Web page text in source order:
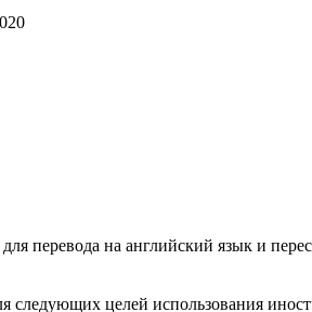
перевода на английский язык и
следующих целей использования